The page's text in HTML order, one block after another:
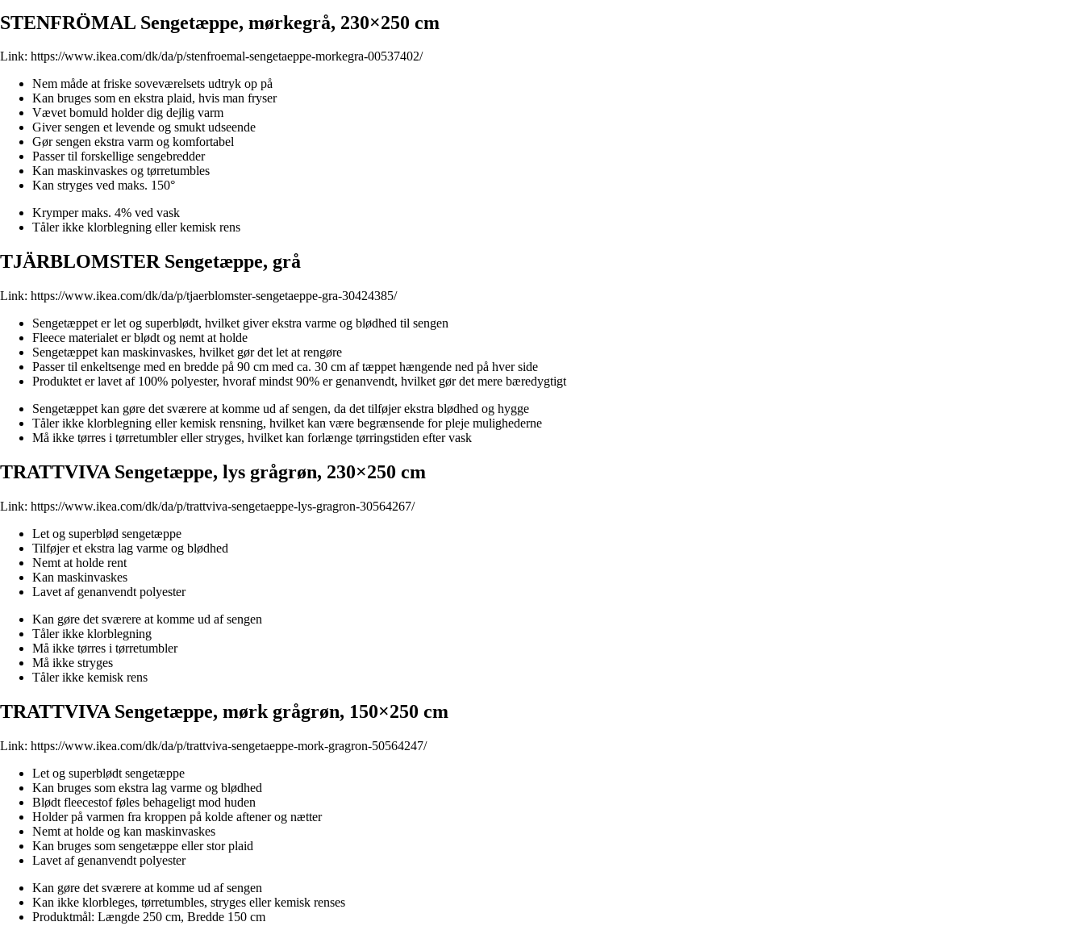
STENFRÖMAL Sengetæppe, mørkegrå, 230×250 cm
Link: https://www.ikea.com/dk/da/p/stenfroemal-sengetaeppe-morkegra-00537402/
Nem måde at friske soveværelsets udtryk op på
Kan bruges som en ekstra plaid, hvis man fryser
Vævet bomuld holder dig dejlig varm
Giver sengen et levende og smukt udseende
Gør sengen ekstra varm og komfortabel
Passer til forskellige sengebredder
Kan maskinvaskes og tørretumbles
Kan stryges ved maks. 150°
Krymper maks. 4% ved vask
Tåler ikke klorblegning eller kemisk rens
TJÄRBLOMSTER Sengetæppe, grå
Link: https://www.ikea.com/dk/da/p/tjaerblomster-sengetaeppe-gra-30424385/
Sengetæppet er let og superblødt, hvilket giver ekstra varme og blødhed til sengen
Fleece materialet er blødt og nemt at holde
Sengetæppet kan maskinvaskes, hvilket gør det let at rengøre
Passer til enkeltsenge med en bredde på 90 cm med ca. 30 cm af tæppet hængende ned på hver side
Produktet er lavet af 100% polyester, hvoraf mindst 90% er genanvendt, hvilket gør det mere bæredygtigt
Sengetæppet kan gøre det sværere at komme ud af sengen, da det tilføjer ekstra blødhed og hygge
Tåler ikke klorblegning eller kemisk rensning, hvilket kan være begrænsende for pleje mulighederne
Må ikke tørres i tørretumbler eller stryges, hvilket kan forlænge tørringstiden efter vask
TRATTVIVA Sengetæppe, lys grågrøn, 230×250 cm
Link: https://www.ikea.com/dk/da/p/trattviva-sengetaeppe-lys-gragron-30564267/
Let og superblød sengetæppe
Tilføjer et ekstra lag varme og blødhed
Nemt at holde rent
Kan maskinvaskes
Lavet af genanvendt polyester
Kan gøre det sværere at komme ud af sengen
Tåler ikke klorblegning
Må ikke tørres i tørretumbler
Må ikke stryges
Tåler ikke kemisk rens
TRATTVIVA Sengetæppe, mørk grågrøn, 150×250 cm
Link: https://www.ikea.com/dk/da/p/trattviva-sengetaeppe-mork-gragron-50564247/
Let og superblødt sengetæppe
Kan bruges som ekstra lag varme og blødhed
Blødt fleecestof føles behageligt mod huden
Holder på varmen fra kroppen på kolde aftener og nætter
Nemt at holde og kan maskinvaskes
Kan bruges som sengetæppe eller stor plaid
Lavet af genanvendt polyester
Kan gøre det sværere at komme ud af sengen
Kan ikke klorbleges, tørretumbles, stryges eller kemisk renses
Produktmål: Længde 250 cm, Bredde 150 cm